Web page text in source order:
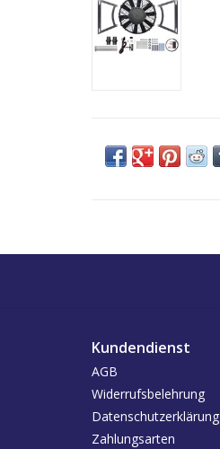
Kundendienst
AGB
Widerrufsbelehrung
Datenschutzerklärung
Zahlungsarten